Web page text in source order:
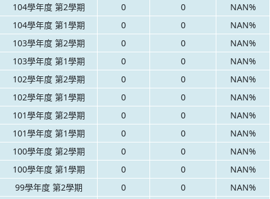
104學年度 第2學期
0 0
NAN%
104學年度 第1學期
0 0
NAN%
103學年度 第2學期
0 0
NAN%
103學年度 第1學期
0 0
NAN%
102學年度 第2學期
0 0
NAN%
102學年度 第1學期
0 0
NAN%
101學年度 第2學期
0 0
NAN%
101學年度 第1學期
0 0
NAN%
100學年度 第2學期
0 0
NAN%
100學年度 第1學期
0 0
NAN%
99學年度 第2學期
0 0
NAN%